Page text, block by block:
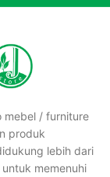
mebel / furniture
produk
lebih dari
memenuhi